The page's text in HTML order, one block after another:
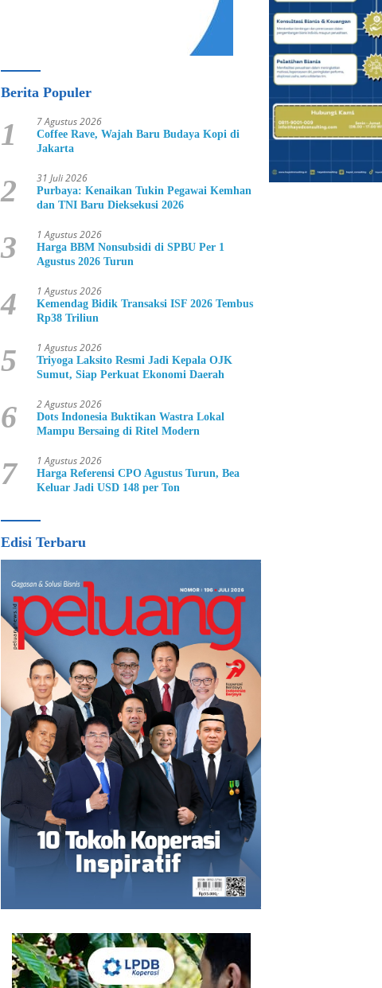
Berita Populer
1 7 Agustus 2026
Coffee Rave, Wajah Baru Budaya Kopi di
Jakarta
2 31 Juli 2026
Purbaya: Kenaikan Tukin Pegawai Kemhan
dan TNI Baru Dieksekusi 2026
3 1 Agustus 2026
Harga BBM Nonsubsidi di SPBU Per 1
Agustus 2026 Turun
4 1 Agustus 2026
Kemendag Bidik Transaksi ISF 2026 Tembus
Rp38 Triliun
5 1 Agustus 2026
Triyoga Laksito Resmi Jadi Kepala OJK
Sumut, Siap Perkuat Ekonomi Daerah
6 2 Agustus 2026
Dots Indonesia Buktikan Wastra Lokal
Mampu Bersaing di Ritel Modern
7 1 Agustus 2026
Harga Referensi CPO Agustus Turun, Bea
Keluar Jadi USD 148 per Ton
Edisi Terbaru